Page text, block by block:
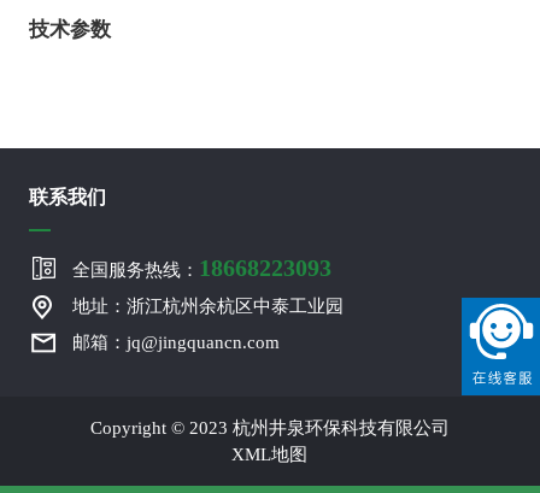
技术参数
联系我们
全国服务热线： 18668223093
地址：浙江杭州余杭区中泰工业园
邮箱：jq@jingquancn.com
Copyright © 2023 杭州井泉环保科技有限公司
XML地图